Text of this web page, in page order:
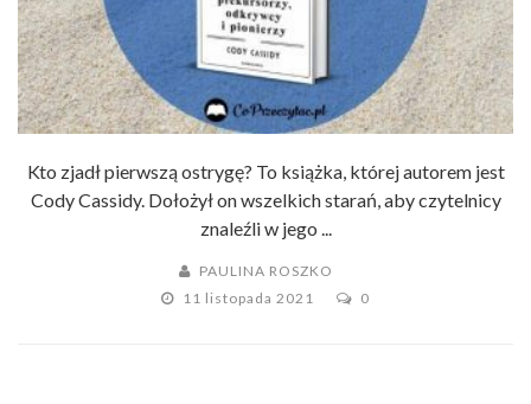
Kto zjadł pierwszą ostrygę? To książka, której autorem jest
Cody Cassidy. Dołożył on wszelkich starań, aby czytelnicy
znaleźli w jego ...
PAULINA ROSZKO
11 listopada 2021
0